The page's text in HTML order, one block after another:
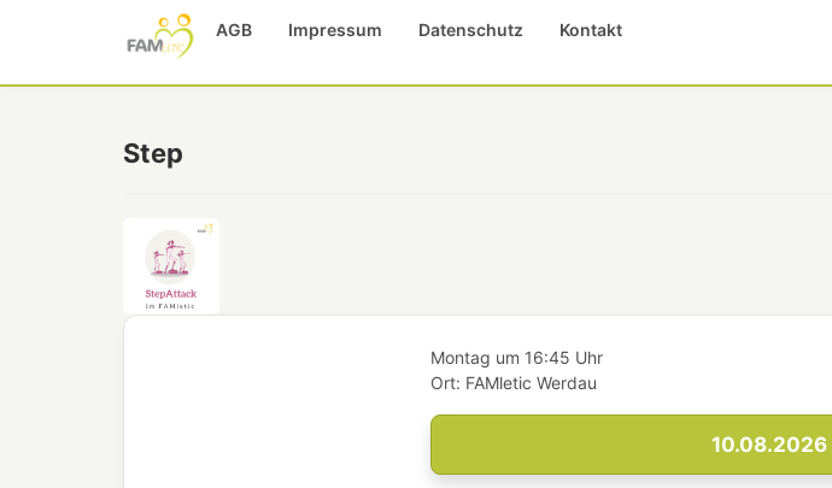
AGB Impressum Datenschutz Kontakt
Step
Montag um 16:45 Uhr
Ort: FAMletic Werdau
10.08.2026